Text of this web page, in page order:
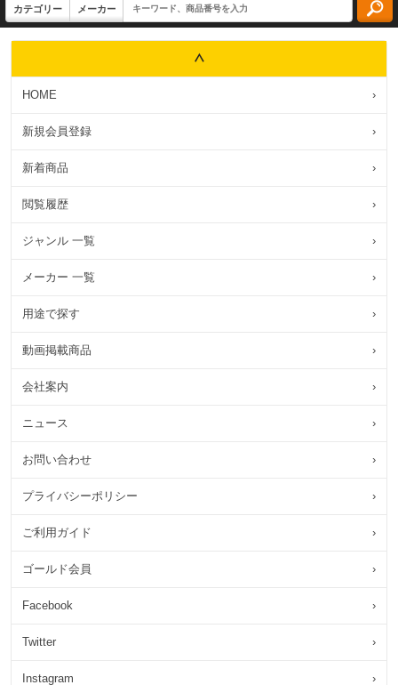
HOME ›
新規会員登録 ›
新着商品 ›
閲覧履歴 ›
ジャンル 一覧 ›
メーカー 一覧 ›
用途で探す ›
動画掲載商品 ›
会社案内 ›
ニュース ›
お問い合わせ ›
プライバシーポリシー ›
ご利用ガイド ›
ゴールド会員 ›
Facebook ›
Twitter ›
Instagram ›